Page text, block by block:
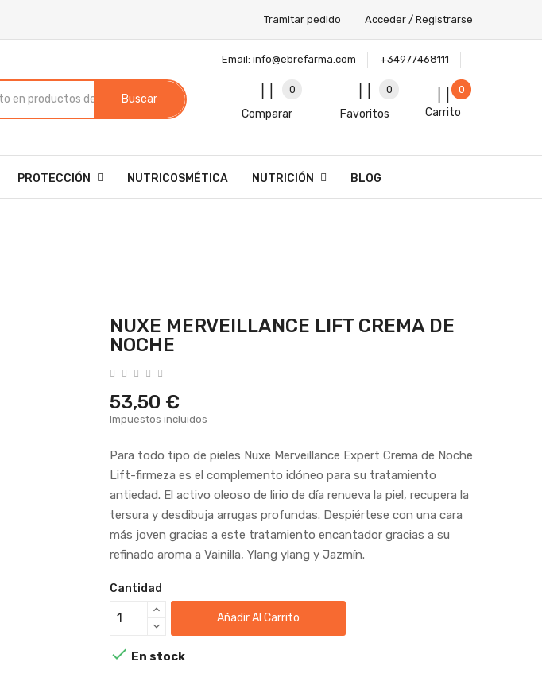
Acceder / Registrarse
Tramitar pedido
+34977468111
Email: info@ebrefarma.com
Buscar
0
Carrito
0
Favoritos
0
Comparar
PROTECCIÓN NUTRICOSMÉTICA NUTRICIÓN BLOG
NUXE MERVEILLANCE LIFT CREMA DE
NOCHE
53,50 €
Impuestos incluidos
Para todo tipo de pieles Nuxe Merveillance Expert Crema de Noche
Lift-firmeza es el complemento idóneo para su tratamiento
antiedad. El activo oleoso de lirio de día renueva la piel, recupera la
tersura y desdibuja arrugas profundas. Despiértese con una cara
más joven gracias a este tratamiento encantador gracias a su
refinado aroma a Vainilla, Ylang ylang y Jazmín.
Cantidad
Añadir Al Carrito
 En stock